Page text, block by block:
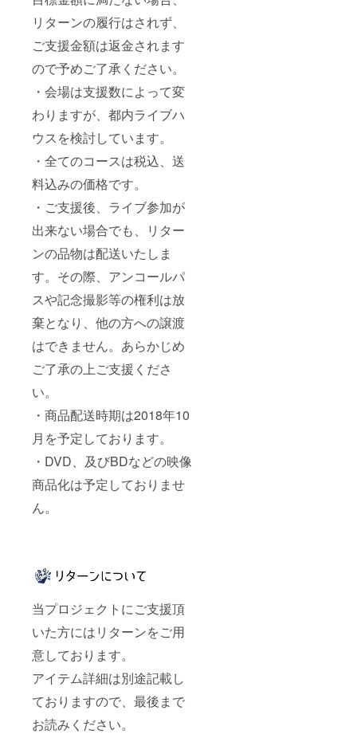
リターンの履行はされず、
ご支援金額は返金されます
ので予めご了承ください。
・会場は支援数によって変
わりますが、都内ライブハ
ウスを検討しています。
・全てのコースは税込、送
料込みの価格です。
・ご支援後、ライブ参加が
出来ない場合でも、リター
ンの品物は配送いたしま
す。その際、アンコールパ
スや記念撮影等の権利は放
棄となり、他の方への譲渡
はできません。あらかじめ
ご了承の上ご支援くださ
い。
・商品配送時期は2018年10
月を予定しております。
・DVD、及びBDなどの映像
商品化は予定しておりませ
ん。
当プロジェクトにご支援頂
いた方にはリターンをご用
意しております。
アイテム詳細は別途記載し
ておりますので、最後まで
お読みください。